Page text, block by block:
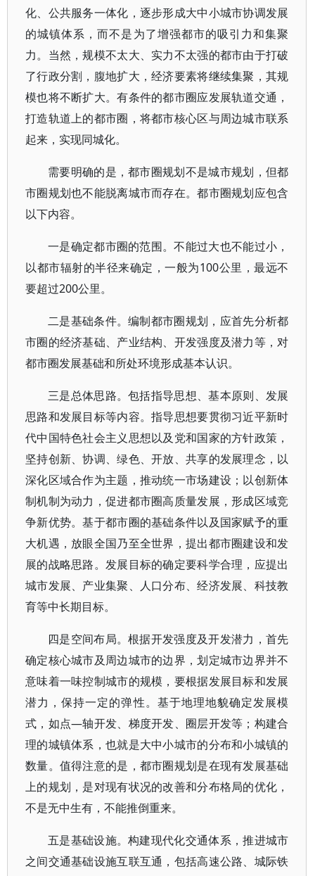
化、公共服务一体化，逐步形成大中小城市协调发展
的城镇体系，而不是为了增强都市的吸引力和集聚
力。当然，规模不太大、实力不太强的都市由于打破
了行政分割，腹地扩大，经济要素将继续集聚，其规
模也将不断扩大。有条件的都市圈应发展轨道交通，
打造轨道上的都市圈，将都市核心区与周边城市联系
起来，实现同城化。
需要明确的是，都市圈规划不是城市规划，但都
市圈规划也不能脱离城市而存在。都市圈规划应包含
以下内容。
一是确定都市圈的范围。不能过大也不能过小，
以都市辐射的半径来确定，一般为100公里，最远不
要超过200公里。
二是基础条件。编制都市圈规划，应首先分析都
市圈的经济基础、产业结构、开发强度及潜力等，对
都市圈发展基础和所处环境形成基本认识。
三是总体思路。包括指导思想、基本原则、发展
思路和发展目标等内容。指导思想要贯彻习近平新时
代中国特色社会主义思想以及党和国家的方针政策，
坚持创新、协调、绿色、开放、共享的发展理念，以
深化区域合作为主题，推动统一市场建设；以创新体
制机制为动力，促进都市圈高质量发展，形成区域竞
争新优势。基于都市圈的基础条件以及国家赋予的重
大机遇，放眼全国乃至全世界，提出都市圈建设和发
展的战略思路。发展目标的确定要科学合理，应提出
城市发展、产业集聚、人口分布、经济发展、科技教
育等中长期目标。
四是空间布局。根据开发强度及开发潜力，首先
确定核心城市及周边城市的边界，划定城市边界并不
意味着一味控制城市的规模，要根据发展目标和发展
潜力，保持一定的弹性。基于地理地貌确定发展模
式，如点—轴开发、梯度开发、圈层开发等；构建合
理的城镇体系，也就是大中小城市的分布和小城镇的
数量。值得注意的是，都市圈规划是在现有发展基础
上的规划，是对现有状况的改善和分布格局的优化，
不是无中生有，不能推倒重来。
五是基础设施。构建现代化交通体系，推进城市
之间交通基础设施互联互通，包括高速公路、城际铁